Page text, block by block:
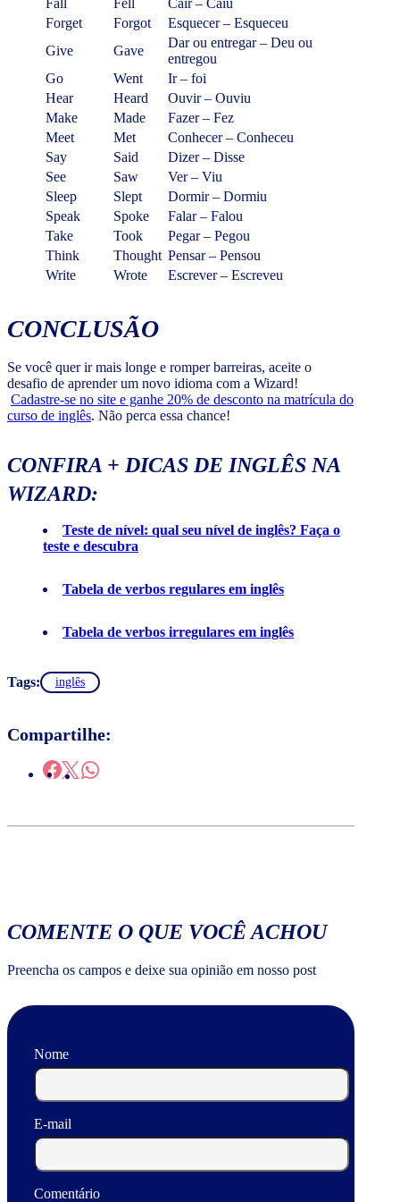
Forget
Forgot
Esquecer – Esqueceu
Give
Gave
Dar ou entregar – Deu ou
entregou
Go
Went
Ir – foi
Hear
Heard
Ouvir – Ouviu
Make
Made
Fazer – Fez
Meet
Met
Conhecer – Conheceu
Say
Said
Dizer – Disse
See
Saw
Ver – Viu
Sleep
Slept
Dormir – Dormiu
Speak
Spoke
Falar – Falou
Take
Took
Pegar – Pegou
Think
Thought Pensar – Pensou
Write
Wrote Escrever – Escreveu
CONCLUSÃO
Se você quer ir mais longe e romper barreiras, aceite o
desafio de aprender um novo idioma com a Wizard!
Cadastre-se no site e ganhe 20% de desconto na matrícula do
curso de inglês. Não perca essa chance!
CONFIRA + DICAS DE INGLÊS NA
WIZARD:
Teste de nível: qual seu nível de inglês? Faça o
teste e descubra
Tabela de verbos regulares em inglês
Tabela de verbos irregulares em inglês
Tags: inglês
Compartilhe:
COMENTE O QUE VOCÊ ACHOU
Preencha os campos e deixe sua opinião em nosso post
Nome
E-mail
Comentário